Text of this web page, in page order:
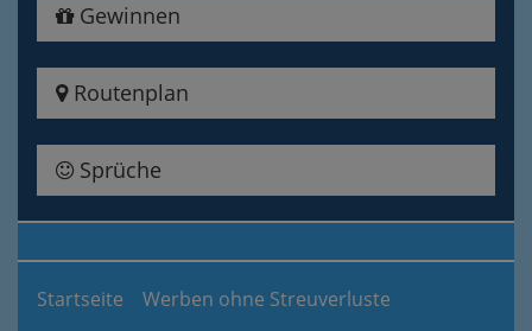
Gewinnen
Routenplan
Sprüche
Startseite Werben ohne Streuverluste